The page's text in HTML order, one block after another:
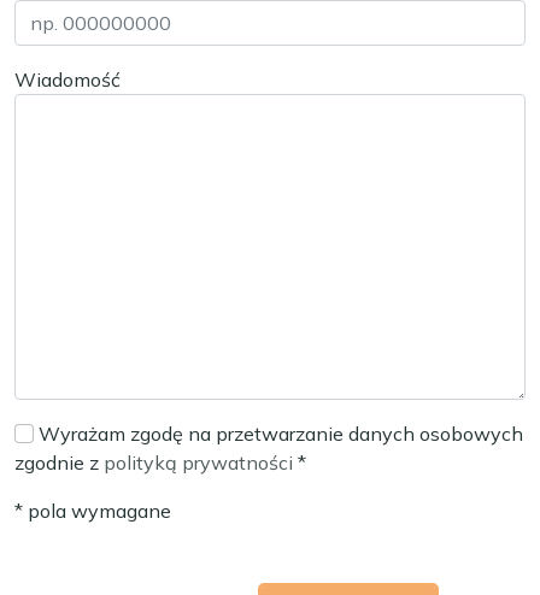
Wiadomość
Wyrażam zgodę na przetwarzanie danych osobowych
zgodnie z polityką prywatności *
* pola wymagane